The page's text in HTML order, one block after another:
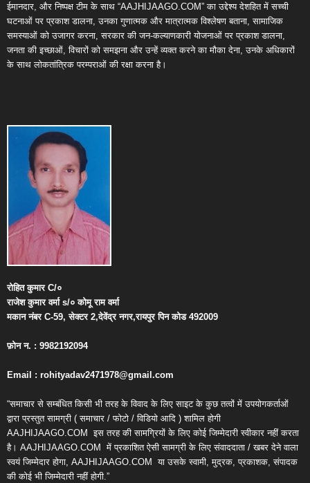
ईमानदार, और निष्पक्ष टीम के साथ “AAJHIJAAGO.COM” का उद्देश्य देशहित में सच्ची
घटनाओं पर प्रकाश डालना, उनका गुणात्मक और मात्रात्मक विश्लेषण बताना, सामाजिक
समस्याओं को उजागर करना, सरकार की जन-कल्याणकारी योजनाओं पर प्रकाश डालना,
जनता की इच्छाओं, विचारों को समझना और उन्हें व्यक्त करने का मौका देना, उनके अधिकारों
के साथ लोकतांत्रिक परम्पराओं की रक्षा करना है।
रोहित कुमारC/०
राजेश कुमार वर्माs/० कोमू राम वर्मा
मकान नंबरC-59,सेक्टर2,देवेंद्र नगर,रायपुर पिन कोड492009
फ़ोन न. : 9982192094
Email : rohityadav2471978@gmail.com
“समाचार से सम्बंधित किसी भी तरह के विवाद के लिए साइट के कुछ तत्वों में उपयोगकर्ताओं
द्वारा प्रस्तुत सामग्री ( समाचार / फोटो / विडियो आदि ) शामिल होगी
AAJHIJAAGO.COM इस तरह की सामग्रियों के लिए कोई जिम्मेदारी स्वीकार नहीं करता
है। AAJHIJAAGO.COM में प्रकाशित ऐसी सामग्री के लिए संवाददाता / खबर देने वाला
स्वयं जिम्मेदार होगा, AAJHIJAAGO.COM या उसके स्वामी, मुद्रक, प्रकाशक, संपादक
की कोई भी जिम्मेदारी नहीं होगी.”